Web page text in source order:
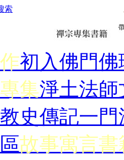
索
初入佛門佛
集淨土法師
教史傳記一門
故事寓言書